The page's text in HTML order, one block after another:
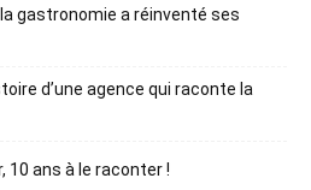
gastronomie a réinventé ses
d’une agence qui raconte la
10 ans à le raconter !